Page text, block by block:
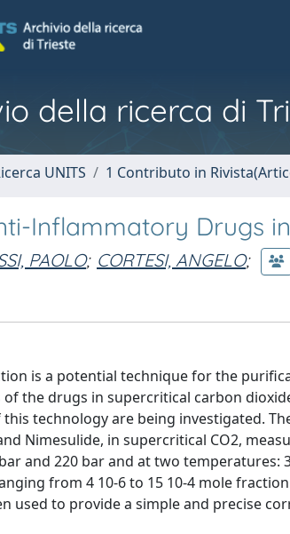
della ricerca di
UNITS 1 Contributo in
Inflammatory Drugs
PAOLO; CORTESI, ANGELO;
is a potential technique for the
of the drugs in supercritical carbon
technology are being investigated.
Nimesulide, in supercritical CO2,
and 220 bar and at two temperatures:
from 4 10-6 to 15 10-4 mole
used to provide a simple and precise